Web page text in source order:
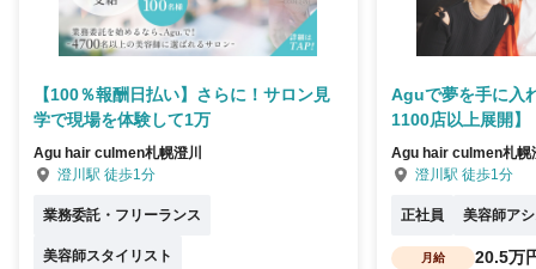
【100％報酬日払い】さらに！サロン見
学で現場を体験して1万
Agu hair culmen札幌澄川
澄川駅 徒歩1分
業務委託・フリーランス
美容師スタイリスト
Aguで夢を手に入
1100店以上展開】
Agu hair culmen札幌
澄川駅 徒歩1分
正社員 美容師ア
月給 20.5万